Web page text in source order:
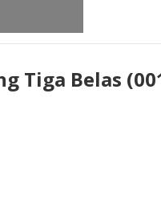
Tiga Belas